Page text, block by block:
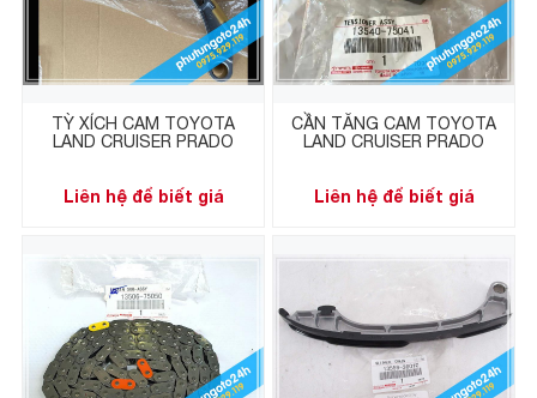
TỲ XÍCH CAM TOYOTA
LAND CRUISER PRADO
Liên hệ để biết giá
CẦN TĂNG CAM TOYOTA
LAND CRUISER PRADO
Liên hệ để biết giá